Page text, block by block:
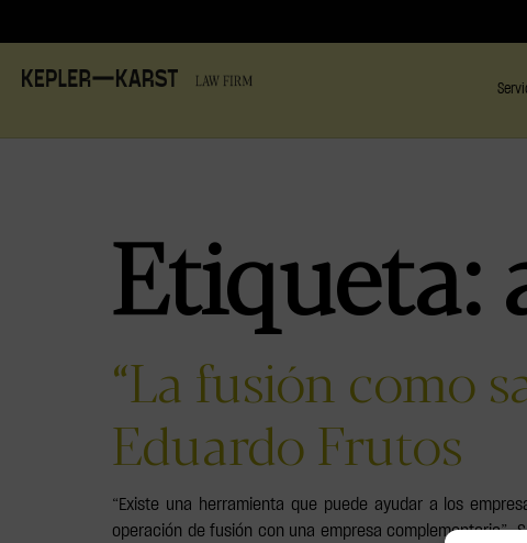
Etiqueta:
“La fusión como
Eduardo Frutos
“Existe una herramienta que puede ayudar a los
operación de fusión con una empresa complementaria”.